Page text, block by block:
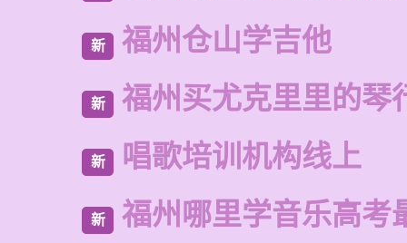
新 福州仓山学吉他
新 福州买尤克里里的琴
新 唱歌培训机构线上
新 福州哪里学音乐高考